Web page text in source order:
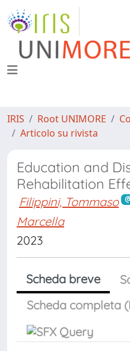
IRIS Root UNIMORE
Articolo su rivista
Education and
Rehabilitation
Filippini, Tommaso
Marcella
2023
Scheda breve
Scheda completa